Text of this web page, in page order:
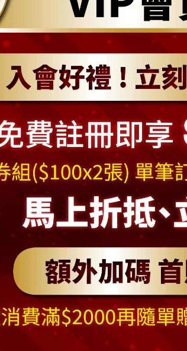
[商品說明]
圈裝飾在家門讓自己溫暖幸福一下呢!花圈
室門上或是牆上
來好好營造溫
[產品規格與注意
商品尺寸 :直徑約25
品包括 如圖搭配之飾品
與本公司保留視情況
會因 某些因素產生些許誤差，誤差值